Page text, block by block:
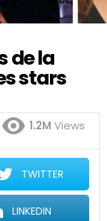
de la
stars
1.2M Views
TWITTER
LINKEDIN